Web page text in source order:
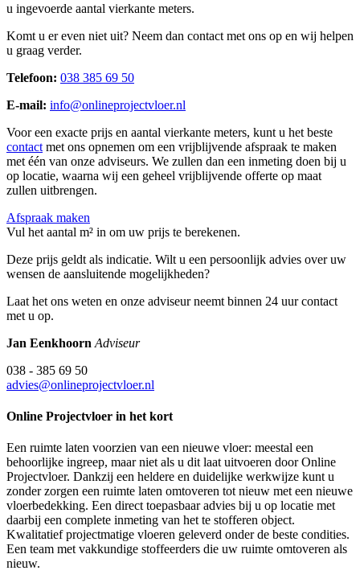
u ingevoerde aantal vierkante meters.
Komt u er even niet uit? Neem dan contact met ons op en wij helpen
u graag verder.
Telefoon: 038 385 69 50
E-mail: info@onlineprojectvloer.nl
Voor een exacte prijs en aantal vierkante meters, kunt u het beste
contact met ons opnemen om een vrijblijvende afspraak te maken
met één van onze adviseurs. We zullen dan een inmeting doen bij u
op locatie, waarna wij een geheel vrijblijvende offerte op maat
zullen uitbrengen.
Afspraak maken
Vul het aantal m² in om uw prijs te berekenen.
Deze prijs geldt als indicatie. Wilt u een persoonlijk advies over uw
wensen de aansluitende mogelijkheden?
Laat het ons weten en onze adviseur neemt binnen 24 uur contact
met u op.
Jan Eenkhoorn Adviseur
038 - 385 69 50
advies@onlineprojectvloer.nl
Online Projectvloer in het kort
Een ruimte laten voorzien van een nieuwe vloer: meestal een
behoorlijke ingreep, maar niet als u dit laat uitvoeren door Online
Projectvloer. Dankzij een heldere en duidelijke werkwijze kunt u
zonder zorgen een ruimte laten omtoveren tot nieuw met een nieuwe
vloerbedekking. Een direct toepasbaar advies bij u op locatie met
daarbij een complete inmeting van het te stofferen object.
Kwalitatief projectmatige vloeren geleverd onder de beste condities.
Een team met vakkundige stoffeerders die uw ruimte omtoveren als
nieuw.